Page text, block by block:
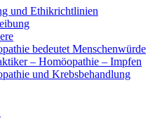
und Ethikrichtlinien
bedeutet Menschenwürde
– Homöopathie – Impfen
und Krebsbehandlung